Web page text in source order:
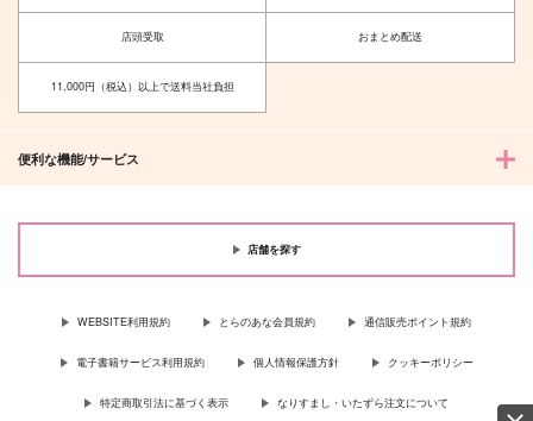
1/fゆらぎ
（税込）
さよならネバーランド
半透明な午後
1,415円（税込） 944円（税込）
店頭受取 おまとめ配送
11,000円（税込）以上で送料当社負担
便利な機能/サービス
店舗を探す
WEBSITE利用規約 とらのあな会員規約 通信販売ポイント規約
電子書籍サービス利用規約 個人情報保護方針 クッキーポリシー
特定商取引法に基づく表示 なりすまし・いたずら注文について